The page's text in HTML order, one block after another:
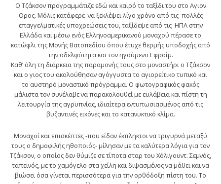
Ο Τζάκσον προγραμμάτιζε εδώ και καιρό το ταξίδι του στο Αγιον
Ορος. Μόλις κατάφερε να ξεκλέψει λίγο χρόνο από τις πολλές
επαγγελματικές υποχρεώσεις του, ταξίδεψε από τις ΗΠΑ στην
Ελλάδα και μέσω ενός Ελληνοαμερικανού μοναχού πέρασε το
κατώφλι της Μονής Βατοπεδίου όπου έτυχε θερμής υποδοχής από
την αδελφότητα και τον ηγούμενο Εφραίμ.
Καθ’ όλη τη διάρκεια της παραμονής τους στο μοναστήρι ο Τζάκσον
και ο γιος του ακολούθησαν αγόγγυστα το αγιορείτικο τυπικό και
το αυστηρό μοναστικό πρόγραμμα. Ο φωτογραφικός φακός
μάλιστα τον συνέλαβε να παρακολουθεί με ευλάβεια και πίστη τη
λειτουργία της αγρυπνίας, ιδιαίτερα εντυπωσιασμένος από τις
βυζαντινές εικόνες και το κατανυκτικό κλίμα.
Μοναχοί και επισκέπτες -που είδαν έκπληκτοι να τριγυρνά μεταξύ
τους ο δημοφιλής ηθοποιός- μίλησαν με τα καλύτερα λόγια για τον
Τζάκσον, ο οποίος δεν θύμιζε σε τίποτα σταρ του Χόλιγουντ. Σεμνός,
ταπεινός, με το χαμόγελο στα χείλη και διψασμένος να μάθει και να
βιώσει όσα γίνεται περισσότερα για την ορθόδοξη πίστη του. Το